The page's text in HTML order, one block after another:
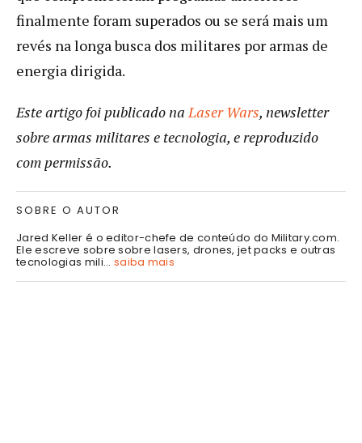
finalmente foram superados ou se será mais um
revés na longa busca dos militares por armas de
energia dirigida.
Este artigo foi publicado naLaser Wars, newsletter
sobre armas militares e tecnologia, e reproduzido
com permissão.
SOBRE O AUTOR
Jared Keller é o editor-chefe de conteúdo do Military.com.
Ele escreve sobre sobre lasers, drones, jet packs e outras
tecnologias mili...saiba mais